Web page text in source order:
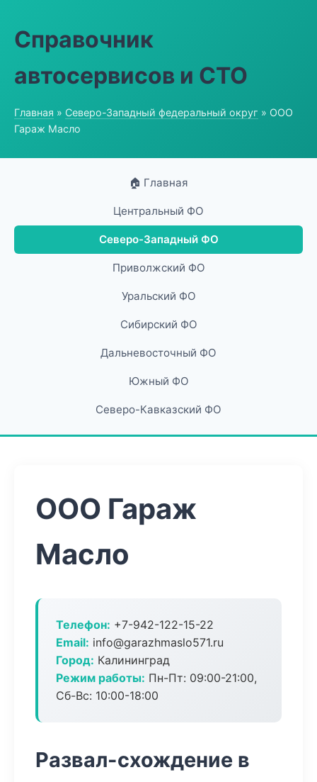
Справочник
автосервисов и СТО
Главная » Северо-Западный федеральный округ » ООО
Гараж Масло
🏠 Главная
Центральный ФО
Северо-Западный ФО
Приволжский ФО
Уральский ФО
Сибирский ФО
Дальневосточный ФО
Южный ФО
Северо-Кавказский ФО
ООО Гараж
Масло
Телефон: +7-942-122-15-22
Email: info@garazhmaslo571.ru
Город: Калининград
Режим работы: Пн-Пт: 09:00-21:00,
Сб-Вс: 10:00-18:00
Развал-схождение в